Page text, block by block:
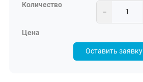
−
Оставить заявку